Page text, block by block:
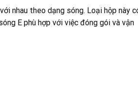
nhau theo dạng sóng. Loại hộp này
E phù hợp với việc đóng gói và vận